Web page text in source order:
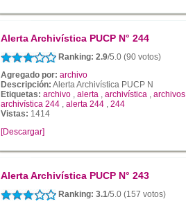
Alerta Archivística PUCP N° 244
Ranking: 2.9/5.0 (90 votos)
Agregado por: archivo
Descripción: Alerta Archivística PUCP N
Etiquetas: archivo alerta archivística archivos
archivística 244
alerta 244
244
Vistas: 1414
[Descargar]
Alerta Archivística PUCP N° 243
Ranking: 3.1/5.0 (157 votos)